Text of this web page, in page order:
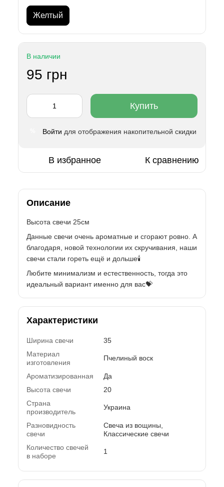
Желтый
В наличии
95 грн
Купить
Войти для отображения накопительной скидки
В избранное К сравнению
Описание
Высота свечи 25см
Данные свечи очень ароматные и сгорают ровно. А
благодаря, новой технологии их скручивания, наши
свечи стали гореть ещё и дольше🕯️
Любите минимализм и естественность, тогда это
идеальный вариант именно для вас💝
Характеристики
Ширина свечи
35
Материал
изготовления
Пчелиный воск
Ароматизированная
Да
Высота свечи
20
Страна
производитель
Украина
Разновидность
свечи
Свеча из вощины,
Классические свечи
Количество свечей
в наборе
1